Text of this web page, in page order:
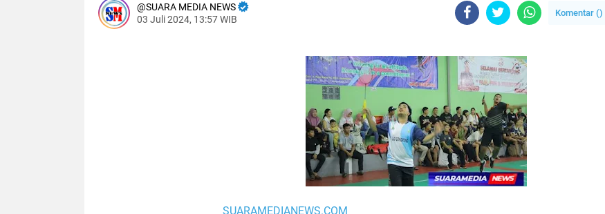
SUARA MEDIA NEWS
03 Juli 2024, 13:57 WIB
Komentar ()
SUARAMEDIANEWS.COM